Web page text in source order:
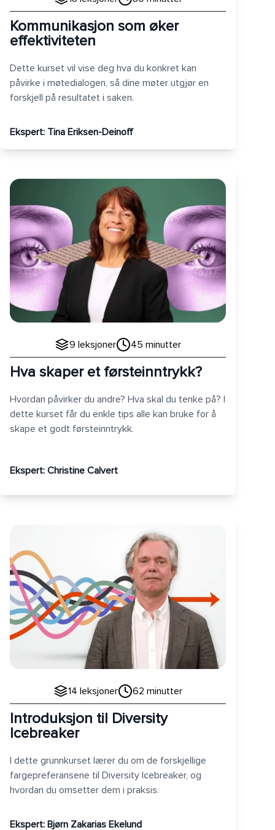
Kommunikasjon som øker
effektiviteten
Dette kurset vil vise deg hva du konkret kan
påvirke i møtedialogen, så dine møter utgjør en
forskjell på resultatet i saken.
Ekspert: Tina Eriksen-Deinoff
Hva skaper et førsteinntrykk?
9 leksjoner 45 minutter
Hva skaper et førsteinntrykk?
Hvordan påvirker du andre? Hva skal du tenke på? I
dette kurset får du enkle tips alle kan bruke for å
skape et godt førsteinntrykk.
Ekspert: Christine Calvert
14 leksjoner 62 minutter
Introduksjon til Diversity
Icebreaker
I dette grunnkurset lærer du om de forskjellige
fargepreferansene til Diversity Icebreaker, og
hvordan du omsetter dem i praksis.
Ekspert: Bjørn Zakarias Ekelund